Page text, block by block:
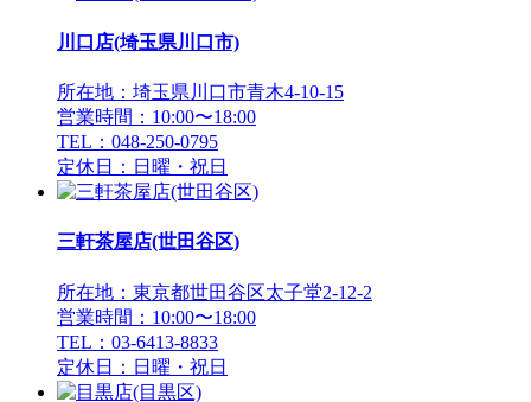
川口店(埼玉県川口市)
所在地：埼玉県川口市青木4-10-15
営業時間：10:00〜18:00
TEL：048-250-0795
定休日：日曜・祝日
三軒茶屋店(世田谷区)
所在地：東京都世田谷区太子堂2-12-2
営業時間：10:00〜18:00
TEL：03-6413-8833
定休日：日曜・祝日